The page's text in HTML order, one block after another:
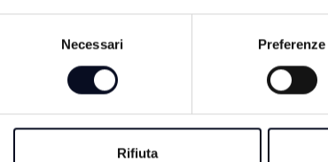
Necessari Preferenze
Rifiuta